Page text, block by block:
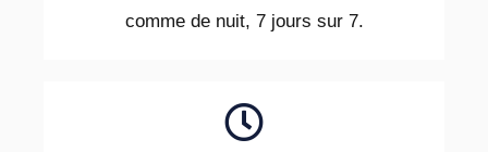
comme de nuit, 7 jours sur 7.